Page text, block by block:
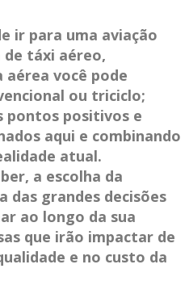
ir para uma aviação
de táxi aéreo,
aérea você pode
ou triciclo;
pontos positivos e
aqui e combinando
atual.
a escolha da
das grandes decisões
ao longo da sua
que irão impactar de
e no custo da